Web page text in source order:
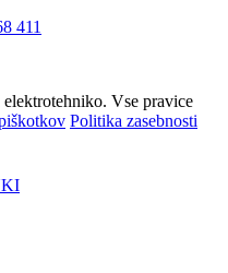
411
Vse pravice
Politika zasebnosti